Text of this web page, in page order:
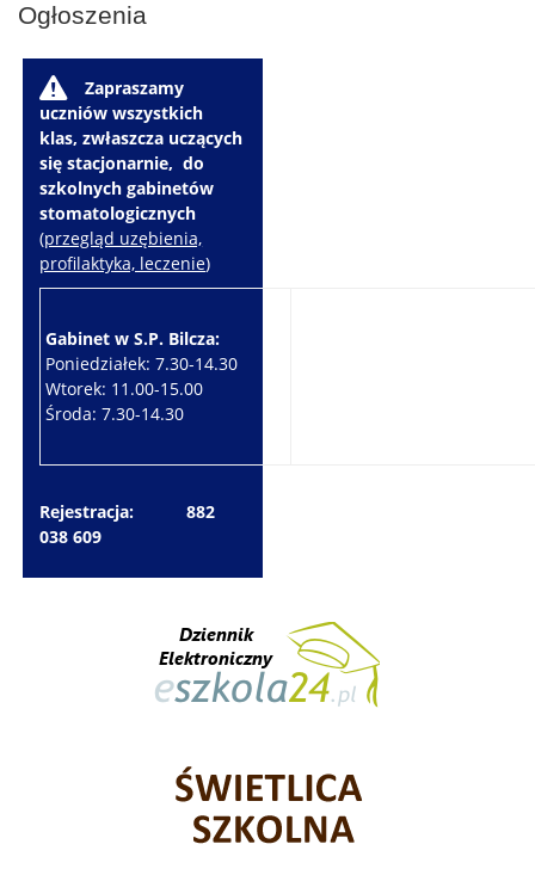
Ogłoszenia
W
Zapraszamy
uczniów wszystkich
klas, zwłaszcza uczących
się stacjonarnie, do
szkolnych gabinetów
stomatologicznych
(przegląd uzębienia,
profilaktyka, leczenie)
Gabinet w S.P. Bilcza:
Poniedziałek: 7.30-14.30
Wtorek: 11.00-15.00
Środa: 7.30-14.30
Rejestracja: 882
038 609